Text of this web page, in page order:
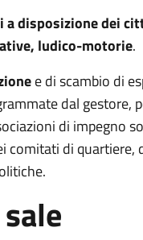
disposizione dei
ludico-motorie.
e di scambio di
dal gestore,
di impegno
comitati di quartiere,